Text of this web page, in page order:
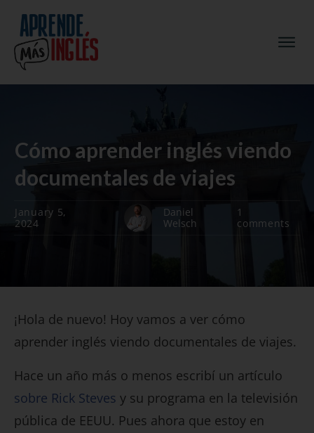
Cómo aprender inglés viendo
documentales de viajes
January 5,
2024
Daniel
Welsch
1
comments
¡Hola de nuevo! Hoy vamos a ver cómo
aprender inglés viendo documentales de viajes.
Hace un año más o menos escribí un artículo
sobre Rick Steves y su programa en la televisión
pública de EEUU. Pues ahora que estoy en